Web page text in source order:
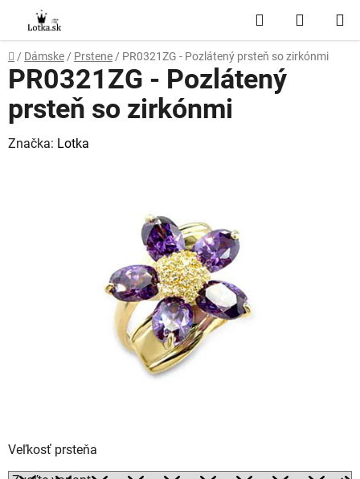
obsah
Hľadať
KOŠÍK
Domov
/ Dámske / Prstene / PR0321ZG - Pozlátený prsteň so zirkónmi
Veľkosť prsteňa
PR0321ZG - Pozlátený
prsteň so zirkónmi
Značka: Lotka